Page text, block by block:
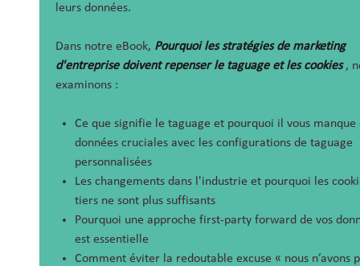
leurs données.
Dans notre eBook, Pourquoi les stratégies de marketing
d'entreprise doivent repenser le taguage et les cookies,
examinons :
Ce que signifie le taguage et pourquoi il vous manque
données cruciales avec les configurations de taguage
personnalisées
Les changements dans l'industrie et pourquoi les
tiers ne sont plus suffisants
Pourquoi une approche first-party forward de vos
est essentielle
Comment éviter la redoutable excuse « nous n’avons